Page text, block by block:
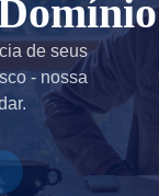
de seus
- nossa